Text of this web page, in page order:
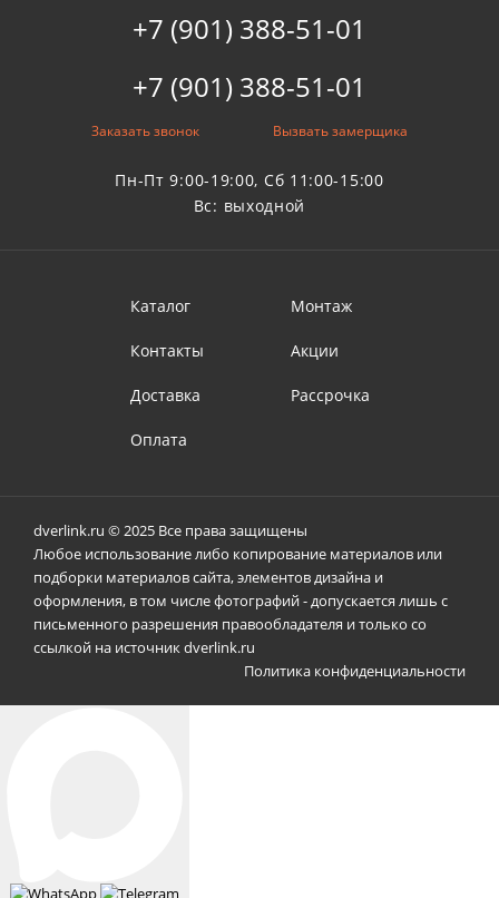
+7 (901) 388-51-01
+7 (901) 388-51-01
Заказать звонок Вызвать замерщика
Пн-Пт 9:00-19:00, Сб 11:00-15:00
Вс: выходной
Каталог
Контакты
Доставка
Оплата
Монтаж
Акции
Рассрочка
dverlink.ru © 2025 Все права защищены
Любое использование либо копирование материалов или
подборки материалов сайта, элементов дизайна и
оформления, в том числе фотографий - допускается лишь с
письменного разрешения правообладателя и только со
ссылкой на источник dverlink.ru
Политика конфиденциальности